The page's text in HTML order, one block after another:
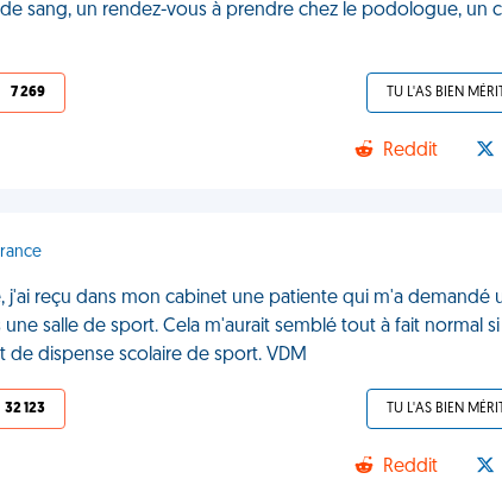
sang, un rendez-vous à prendre chez le podologue, un
7 269 TU L'AS BIEN
Reddit
j'ai reçu dans mon cabinet une patiente qui m'a demandé
salle de sport. Cela m'aurait semblé tout à fait normal
dispense scolaire de sport. VDM
32 123 TU L'AS BIEN
Reddit